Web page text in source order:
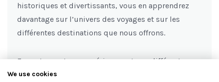
historiques et divertissants, vous en apprendrez
davantage sur l’univers des voyages et sur les
différentes destinations que nous offrons.
En partageant nos expériences et nos différentes
réalités, les voyages éducatifs pourront atteindre
We use cookies